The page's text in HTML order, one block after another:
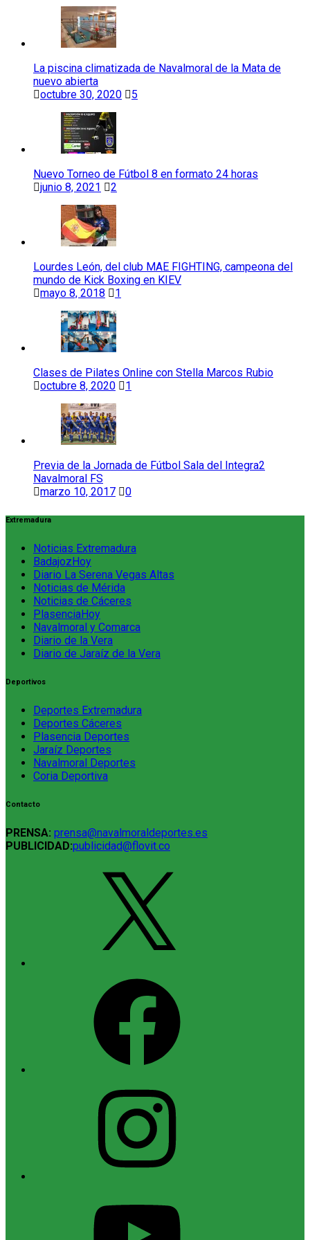
La piscina climatizada de Navalmoral de la Mata de
nuevo abierta
octubre 30, 2020
5
Nuevo Torneo de Fútbol 8 en formato 24 horas
junio 8, 2021
2
Lourdes León, del club MAE FIGHTING, campeona del
mundo de Kick Boxing en KIEV
mayo 8, 2018
1
Clases de Pilates Online con Stella Marcos Rubio
octubre 8, 2020
1
Previa de la Jornada de Fútbol Sala del Integra2
Navalmoral FS
marzo 10, 2017
0
Extremadura
Noticias Extremadura
BadajozHoy
Diario La Serena Vegas Altas
Noticias de Mérida
Noticias de Cáceres
PlasenciaHoy
Navalmoral y Comarca
Diario de la Vera
Diario de Jaraíz de la Vera
Deportivos
Deportes Extremadura
Deportes Cáceres
Plasencia Deportes
Jaraíz Deportes
Navalmoral Deportes
Coria Deportiva
Contacto
PRENSA: prensa@navalmoraldeportes.es
PUBLICIDAD:publicidad@flovit.co